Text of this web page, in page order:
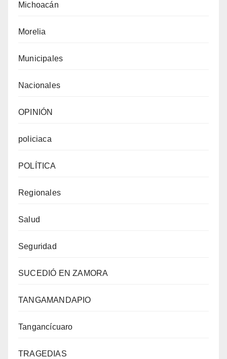
Michoacán
Morelia
Municipales
Nacionales
OPINIÓN
policiaca
POLÍTICA
Regionales
Salud
Seguridad
SUCEDIÓ EN ZAMORA
TANGAMANDAPIO
Tangancícuaro
TRAGEDIAS